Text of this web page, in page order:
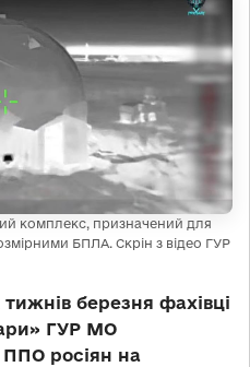
комплекс, призначений для
БПЛА. Скрін з відео ГУР
березня фахівці
ГУР МО
росіян на